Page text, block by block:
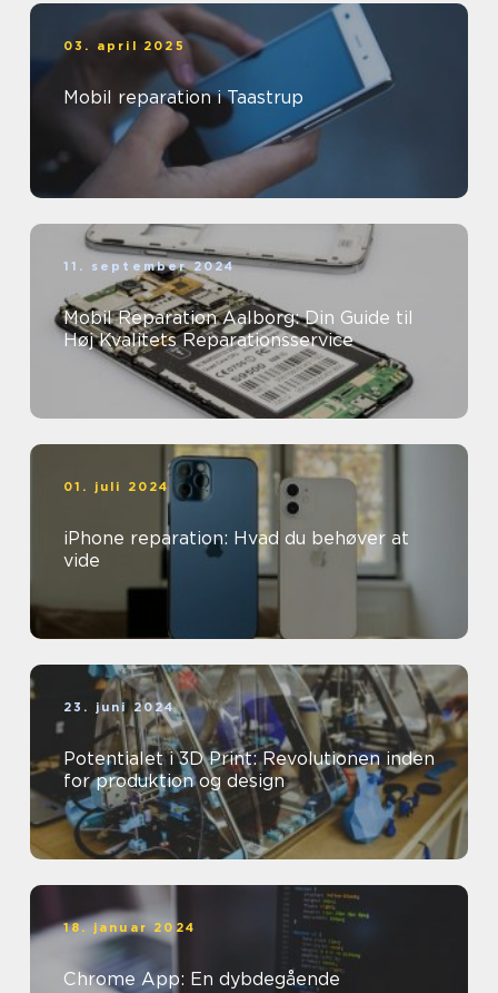
03. april 2025
Mobil reparation i Taastrup
11. september 2024
Mobil Reparation Aalborg: Din Guide til
Høj Kvalitets Reparationsservice
01. juli 2024
iPhone reparation: Hvad du behøver at
vide
23. juni 2024
Potentialet i 3D Print: Revolutionen inden
for produktion og design
18. januar 2024
Chrome App: En dybdegående